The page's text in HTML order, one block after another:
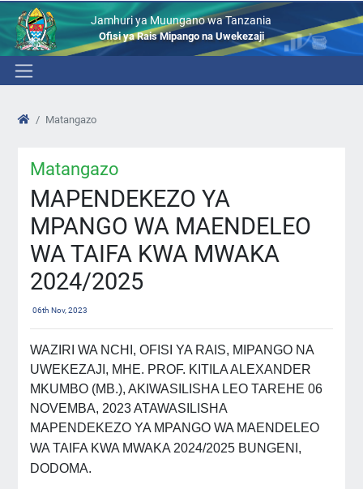
Jamhuri ya Muungano wa Tanzania
Ofisi ya Rais Mipango na Uwekezaji
Matangazo
Matangazo
MAPENDEKEZO YA
MPANGO WA MAENDELEO
WA TAIFA KWA MWAKA
2024/2025
06th Nov, 2023
WAZIRI WA NCHI, OFISI YA RAIS, MIPANGO NA
UWEKEZAJI, MHE. PROF. KITILA ALEXANDER
MKUMBO (MB.), AKIWASILISHA LEO TAREHE 06
NOVEMBA, 2023 ATAWASILISHA
MAPENDEKEZOYA MPANGO WA MAENDELEO
WA TAIFA KWA MWAKA 2024/2025 BUNGENI,
DODOMA.